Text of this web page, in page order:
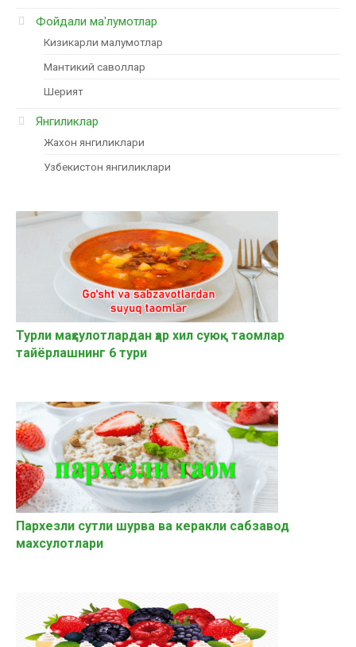
Фойдали ма'лумотлар
Кизикарли малумотлар
Мантикий саволлар
Шерият
Янгиликлар
Жахон янгиликлари
Узбекистон янгиликлари
Турли маҳсулотлардан ҳар хил суюқ таомлар
тайёрлашнинг 6 тури
Пархезли сутли шурва ва керакли сабзавод
махсулотлари